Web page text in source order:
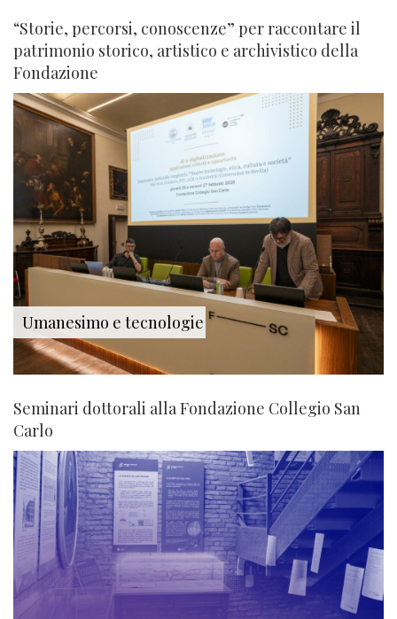
“Storie, percorsi, conoscenze” per raccontare il
patrimonio storico, artistico e archivistico della
Fondazione
Umanesimo e tecnologie
Seminari dottorali alla Fondazione Collegio San
Carlo